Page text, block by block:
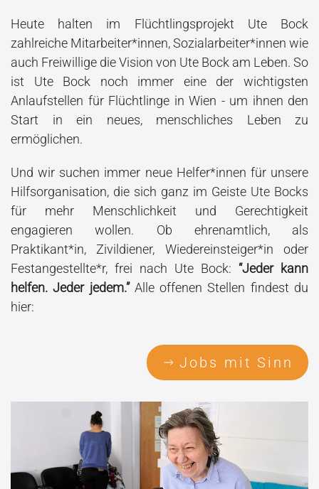
Heute halten im Flüchtlingsprojekt Ute Bock
zahlreiche Mitarbeiter*innen, Sozialarbeiter*innen wie
auch Freiwillige die Vision von Ute Bock am Leben. So
ist Ute Bock noch immer eine der wichtigsten
Anlaufstellen für Flüchtlinge in Wien - um ihnen den
Start in ein neues, menschliches Leben zu
ermöglichen.
Und wir suchen immer neue Helfer*innen für unsere
Hilfsorganisation, die sich ganz im Geiste Ute Bocks
für mehr Menschlichkeit und Gerechtigkeit
engagieren wollen. Ob ehrenamtlich, als
Praktikant*in, Zivildiener, Wiedereinsteiger*in oder
Festangestellte*r, frei nach Ute Bock: “Jeder kann
helfen. Jeder jedem.” Alle offenen Stellen findest du
hier:
Jobs mit Sinn